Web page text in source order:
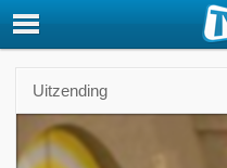
Uitzending